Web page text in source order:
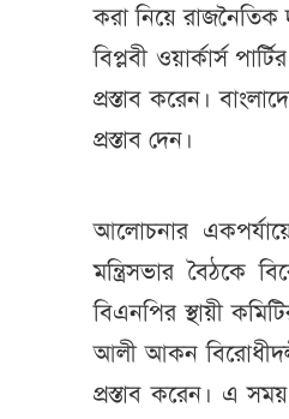
করা নিয়ে রাজনৈতিক
বিপ্লবী ওয়ার্কার্স
প্রস্তাব করেন।
প্রস্তাব দেন।
আলোচনার
মন্ত্রিসভার বৈঠকে
বিএনপির স্থায়ী
আলী আকন
প্রস্তাব করেন। এ